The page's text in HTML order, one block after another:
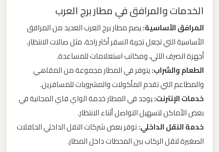
الخدمات والمرافق في مطار برج العرب
المرافق الأساسية:يضم مطار برج العرب العديد من المرافق
الأساسية التي تجعل تجربة السفر أكثر راحة، مثل صالات الانتظار،
أجهزة الصرف الآلي، ومكاتب استعلامات للمساعدة.
الطعام والشراب:يتوفر في المطار مجموعة من المقاهي
والمطاعم التي تقدم المأكولات والمشروبات للمسافرين.
خدمات الإنترنت:يوجد في المطار خدمة الواي فاي المجانية في
بعض الأماكن لتسهيل التواصل أثناء الانتظار.
خدمة النقل الداخلي:توفر بعض شركات النقل الداخلي الحافلات
الصغيرة لنقل الركاب بين المحطات داخل المطار.
العرب
ليموزين
مطار
القاهرة
ليموزين